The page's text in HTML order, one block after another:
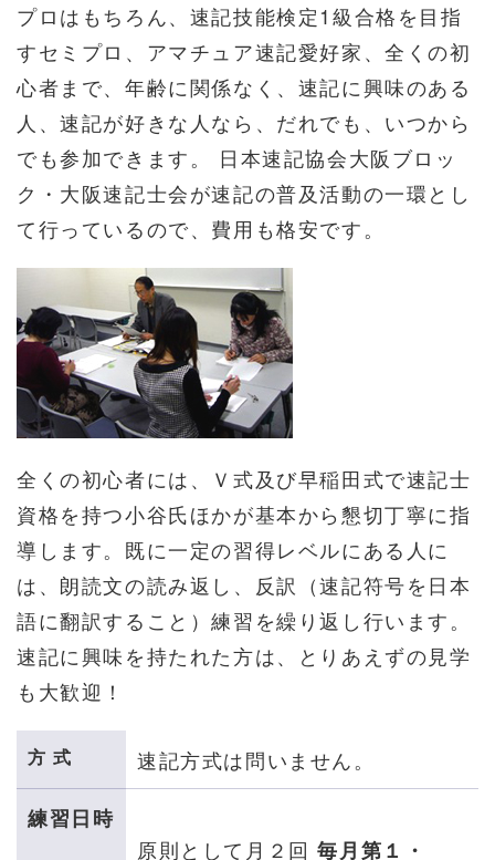
プロはもちろん、速記技能検定1級合格を目指
すセミプロ、アマチュア速記愛好家、全くの初
心者まで、年齢に関係なく、速記に興味のある
人、速記が好きな人なら、だれでも、いつから
でも参加できます。 日本速記協会大阪ブロッ
ク・大阪速記士会が速記の普及活動の一環とし
て行っているので、費用も格安です。
全くの初心者には、Ｖ式及び早稲田式で速記士
資格を持つ小谷氏ほかが基本から懇切丁寧に指
導します。既に一定の習得レベルにある人に
は、朗読文の読み返し、反訳（速記符号を日本
語に翻訳すること）練習を繰り返し行います。
速記に興味を持たれた方は、とりあえずの見学
も大歓迎！
方 式 速記方式は問いません。
練習日時
原則として月２回毎月第１ ・